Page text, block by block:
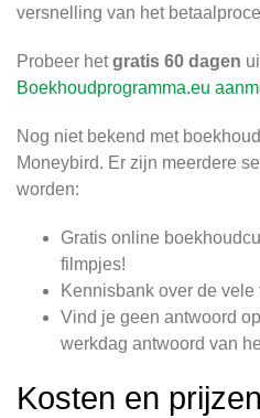
versnelling van het
Probeer hetgratis 60 dagen
Boekhoudprogramma.eu
Nog niet bekend met
Moneybird. Er zijn meerdere
worden:
Gratis online
filmpjes!
Kennisbank over de vele
Vind je geen antwoord
werkdag antwoord van
Kosten en